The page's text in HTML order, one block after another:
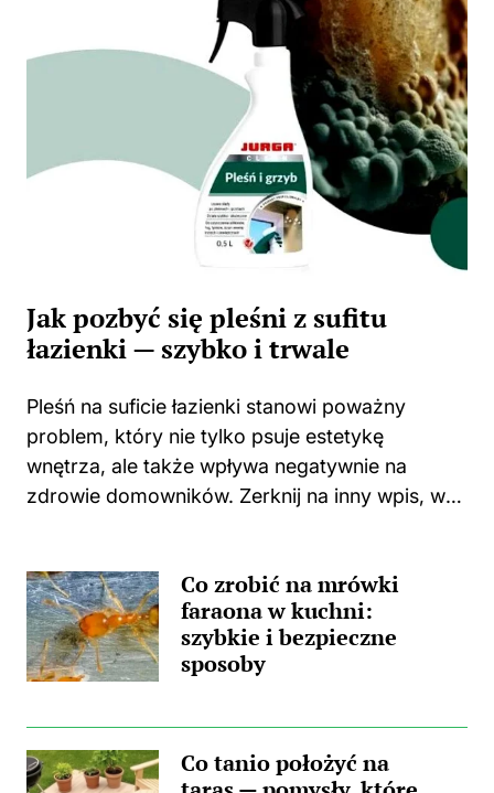
Jak pozbyć się pleśni z sufitu
łazienki — szybko i trwale
Pleśń na suficie łazienki stanowi poważny
problem, który nie tylko psuje estetykę
wnętrza, ale także wpływa negatywnie na
zdrowie domowników. Zerknij na inny wpis, w
nieprzyjemna towarzyszka? Główną
przyczyną...
Co zrobić na mrówki
faraona w kuchni:
szybkie i bezpieczne
sposoby
Co tanio położyć na